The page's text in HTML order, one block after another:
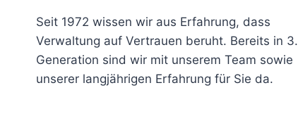
Seit 1972 wissen wir aus Erfahrung, dass
Verwaltung auf Vertrauen beruht. Bereits in 3.
Generation sind wir mit unserem Team sowie
unserer langjährigen Erfahrung für Sie da.